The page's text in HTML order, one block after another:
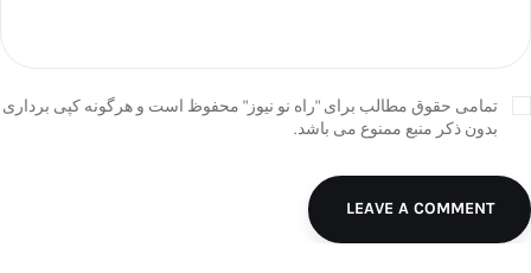
تمامی حقوق مطالب برای "راه نو نیوز" محفوظ است و هرگونه کپی برداری
بدون ذکر منبع ممنوع می باشد.
LEAVE A COMMENT